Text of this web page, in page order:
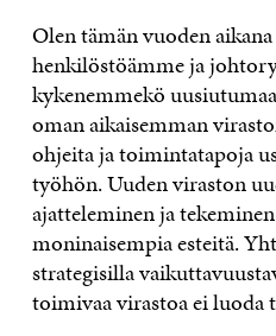
Olen tämän vuoden
henkilöstöämme ja
kykenemmekö
oman aikaisemman
ohjeita ja toimintatapoja
työhön. Uuden viraston
ajatteleminen ja
moninaisempia esteitä.
strategisilla
toimivaa virastoa ei luoda